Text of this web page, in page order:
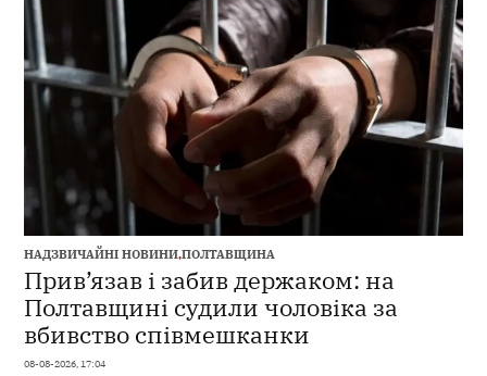
НАДЗВИЧАЙНІ НОВИНИ,ПОЛТАВЩИНА
Прив’язав і забив держаком: на
Полтавщині судили чоловіка за
вбивство співмешканки
08-08-2026, 17:04